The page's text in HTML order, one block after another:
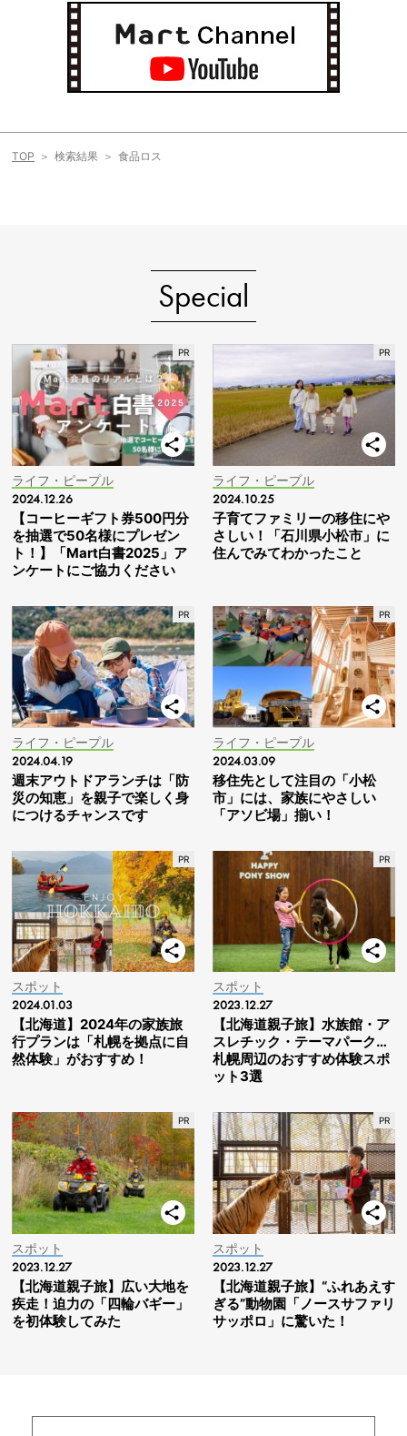
TOP 検索結果 食品ロス
Special
ライフ・ピープル
2024.12.26
【コーヒーギフト券500円分
を抽選で50名様にプレゼン
ト！】「Mart白書2025」ア
ンケートにご協力ください
ライフ・ピープル
2024.10.25
子育てファミリーの移住にや
さしい！「石川県小松市」に
住んでみてわかったこと
ライフ・ピープル
2024.04.19
週末アウトドアランチは「防
災の知恵」を親子で楽しく身
につけるチャンスです
ライフ・ピープル
2024.03.09
移住先として注目の「小松
市」には、家族にやさしい
「アソビ場」揃い！
スポット
2024.01.03
【北海道】2024年の家族旅
行プランは「札幌を拠点に自
然体験」がおすすめ！
スポット
2023.12.27
【北海道親子旅】水族館・ア
スレチック・テーマパーク…
札幌周辺のおすすめ体験スポ
ット3選
スポット
2023.12.27
【北海道親子旅】広い大地を
疾走！迫力の「四輪バギー」
を初体験してみた
スポット
2023.12.27
【北海道親子旅】“ふれあえす
ぎる”動物園「ノースサファリ
サッポロ」に驚いた！